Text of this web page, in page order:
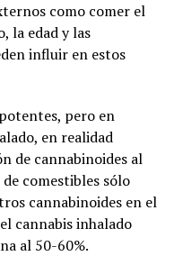
como comer el
la edad y las
influir en estos
pero en
en realidad
de cannabinoides al
comestibles sólo
cannabinoides en el
cannabis inhalado
al 50-60%.